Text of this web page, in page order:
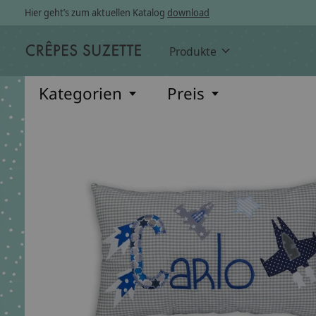
Hier geht’s zum aktuellen Katalog download
Produkte
Kategorien Preis